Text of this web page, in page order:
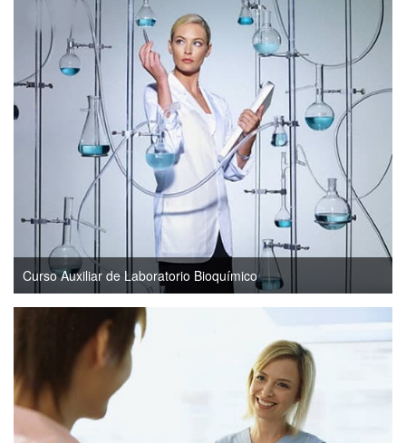
Curso Auxiliar de Laboratorio Bioquímico